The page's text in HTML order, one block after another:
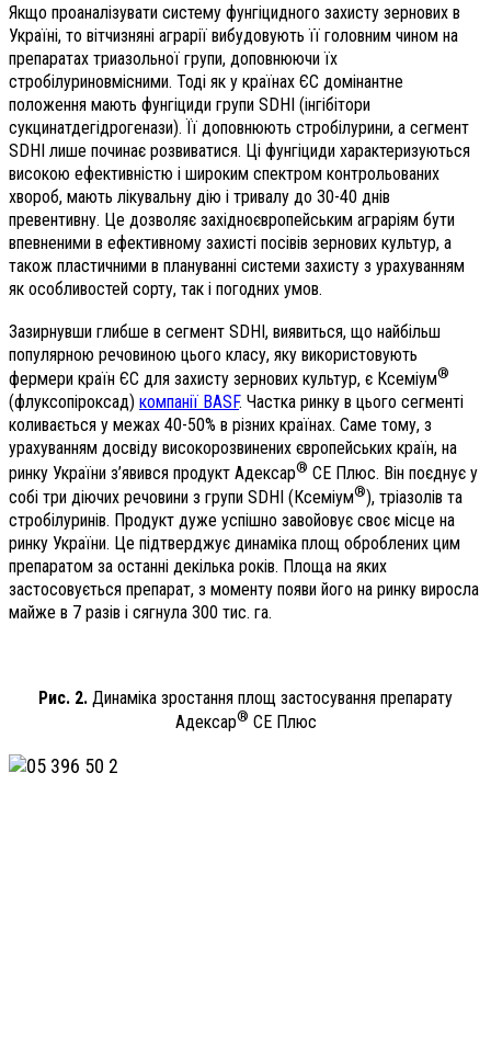
Якщо проаналізувати систему фунгіцидного захисту зернових в
Україні, то вітчизняні аграрії вибудовують її головним чином на
препаратах триазольної групи, доповнюючи їх
стробілуриновмісними. Тоді як у країнах ЄС домінантне
положення мають фунгіциди групи SDHI (інгібітори
сукцинатдегідрогенази). Її доповнюють стробілурини, а сегмент
SDHI лише починає розвиватися. Ці фунгіциди характеризуються
високою ефективністю і широким спектром контрольованих
хвороб, мають лікувальну дію і тривалу до 30-40 днів
превентивну. Це дозволяє західноєвропейським аграріям бути
впевненими в ефективному захисті посівів зернових культур, а
також пластичними в плануванні системи захисту з урахуванням
як особливостей сорту, так і погодних умов.
Зазирнувши глибше в сегмент SDHI, виявиться, що найбільш
популярною речовиною цього класу, яку використовують
фермери країн ЄС для захисту зернових культур, є Ксеміум®
(флуксопіроксад) компанії BASF. Частка ринку в цього сегменті
коливається у межах 40-50% в різних країнах. Саме тому, з
урахуванням досвіду високорозвинених європейських країн, на
ринку України з’явився продукт Адексар® СЕ Плюс. Він поєднує у
собі три діючих речовини з групи SDHI (Ксеміум®), тріазолів та
стробілуринів. Продукт дуже успішно завойовує своє місце на
ринку України. Це підтверджує динаміка площ оброблених цим
препаратом за останні декілька років. Площа на яких
застосовується препарат, з моменту появи його на ринку виросла
майже в 7 разів і сягнула 300 тис. га.
Рис. 2. Динаміка зростання площ застосування препарату
Адексар® СЕ Плюс